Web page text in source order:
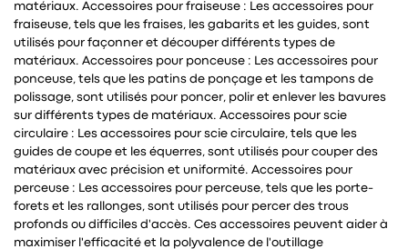
matériaux. Accessoires pour fraiseuse : Les accessoires pour
fraiseuse, tels que les fraises, les gabarits et les guides, sont
utilisés pour façonner et découper différents types de
matériaux. Accessoires pour ponceuse : Les accessoires pour
ponceuse, tels que les patins de ponçage et les tampons de
polissage, sont utilisés pour poncer, polir et enlever les bavures
sur différents types de matériaux. Accessoires pour scie
circulaire : Les accessoires pour scie circulaire, tels que les
guides de coupe et les équerres, sont utilisés pour couper des
matériaux avec précision et uniformité. Accessoires pour
perceuse : Les accessoires pour perceuse, tels que les porte-
forets et les rallonges, sont utilisés pour percer des trous
profonds ou difficiles d'accès. Ces accessoires peuvent aider à
maximiser l'efficacité et la polyvalence de l'outillage